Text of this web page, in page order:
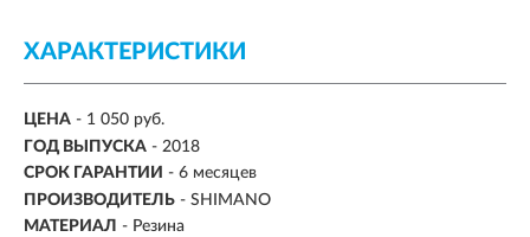
ХАРАКТЕРИСТИКИ
ЦЕНА - 1 050 руб.
ГОД ВЫПУСКА - 2018
СРОК ГАРАНТИИ - 6 месяцев
ПРОИЗВОДИТЕЛЬ - SHIMANO
МАТЕРИАЛ - Резина